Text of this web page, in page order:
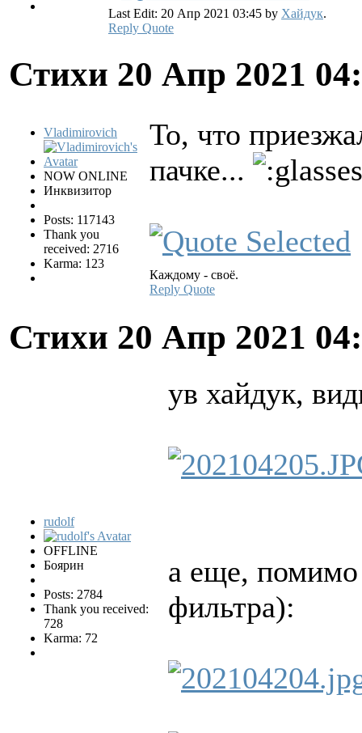
Last Edit: 20 Апр 2021 03:45 by Хайдук.
Reply Quote
Стихи 20 Апр 2021
Vladimirovich
NOW ONLINE
Инквизитор
Posts: 117143
Thank you
received: 2716
Karma: 123
То, что
пачке...
Каждому - своё.
Reply Quote
Стихи 20 Апр 2021
rudolf
OFFLINE
Боярин
Posts: 2784
Thank you received:
728
Karma: 72
ув хайдук,
а еще, помимо
фильтра):